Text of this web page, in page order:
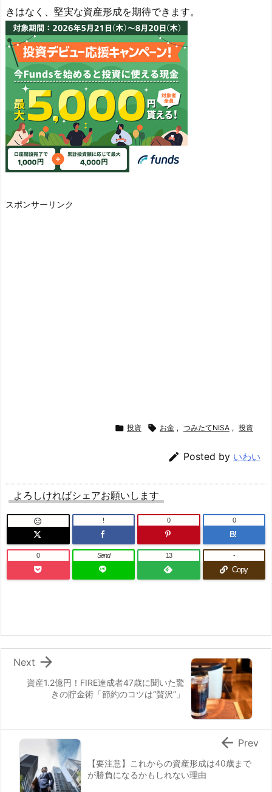
きはなく、堅実な資産形成を期待できます。
スポンサーリンク
 投資  お金 , つみたてNISA , 投資
 Posted by いわい
よろしければシェアお願いします
 ! 0
B!
0
0 Send 13
Copy
-
資産1.2億円！FIRE達成者47歳に聞いた驚
きの貯金術「節約のコツは“贅沢”」

Next
【要注意】これからの資産形成は40歳まで
が勝負になるかもしれない理由
 Prev